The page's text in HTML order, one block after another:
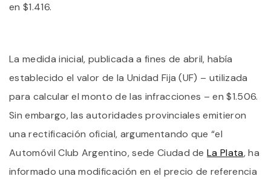
en $1.416.
La medida inicial, publicada a fines de abril, había
establecido el valor de la Unidad Fija (UF) – utilizada
para calcular el monto de las infracciones – en $1.506.
Sin embargo, las autoridades provinciales emitieron
una rectificación oficial, argumentando que “el
Automóvil Club Argentino, sede Ciudad deLa Plata, ha
informado una modificación en el precio de referencia